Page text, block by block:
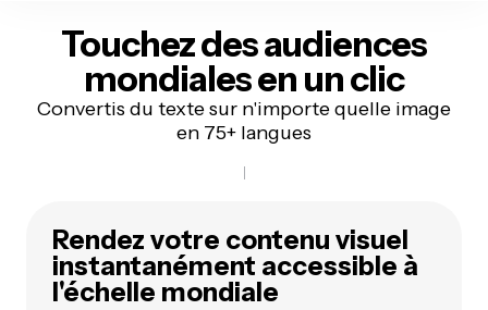
Touchez des audiences
mondialesen un clic
Convertis du texte sur n'importe quelle image
en 75+ langues
Rendez votre contenu visuel
instantanément accessible à
l'échelle mondiale